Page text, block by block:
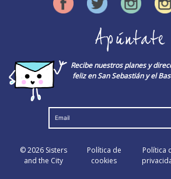
Apúntate
Recibe nuestros planes y
feliz en San Sebastián y el
© 2026 Sisters
and the City
Política de
cookies
Política